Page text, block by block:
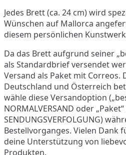
Jedes Brett (ca. 24 cm) wird
Wünschen auf Mallorca
diesem persönlichen
Da das Brett aufgrund seiner
als Standardbrief versendet
Versand als Paket mit Correos.
Deutschland und Österreich
wähle diese Versandoption
NORMALVERSAND oder
SENDUNGSVERFOLGUNG)
Bestellvorganges. Vielen Dank
deine Unterstützung von
Produkten.